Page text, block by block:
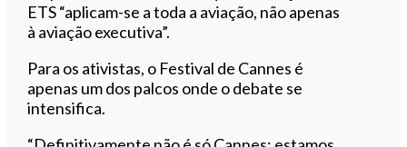
ETS “aplicam-se a toda a aviação, não apenas
à aviação executiva”.
Para os ativistas, o Festival de Cannes é
apenas um dos palcos onde o debate se
intensifica.